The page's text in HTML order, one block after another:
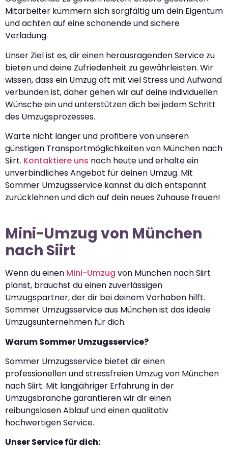
Mitarbeiter kümmern sich sorgfältig um dein Eigentum
und achten auf eine schonende und sichere
Verladung.
Unser Ziel ist es, dir einen herausragenden Service zu
bieten und deine Zufriedenheit zu gewährleisten. Wir
wissen, dass ein Umzug oft mit viel Stress und Aufwand
verbunden ist, daher gehen wir auf deine individuellen
Wünsche ein und unterstützen dich bei jedem Schritt
des Umzugsprozesses.
Warte nicht länger und profitiere von unseren
günstigen Transportmöglichkeiten von München nach
Siirt. Kontaktiere uns noch heute und erhalte ein
unverbindliches Angebot für deinen Umzug. Mit
Sommer Umzugsservice kannst du dich entspannt
zurücklehnen und dich auf dein neues Zuhause freuen!
Mini-Umzug von München
nach Siirt
Wenn du einen Mini-Umzug von München nach Siirt
planst, brauchst du einen zuverlässigen
Umzugspartner, der dir bei deinem Vorhaben hilft.
Sommer Umzugsservice aus München ist das ideale
Umzugsunternehmen für dich.
Warum Sommer Umzugsservice?
Sommer Umzugsservice bietet dir einen
professionellen und stressfreien Umzug von München
nach Siirt. Mit langjähriger Erfahrung in der
Umzugsbranche garantieren wir dir einen
reibungslosen Ablauf und einen qualitativ
hochwertigen Service.
Unser Service für dich: